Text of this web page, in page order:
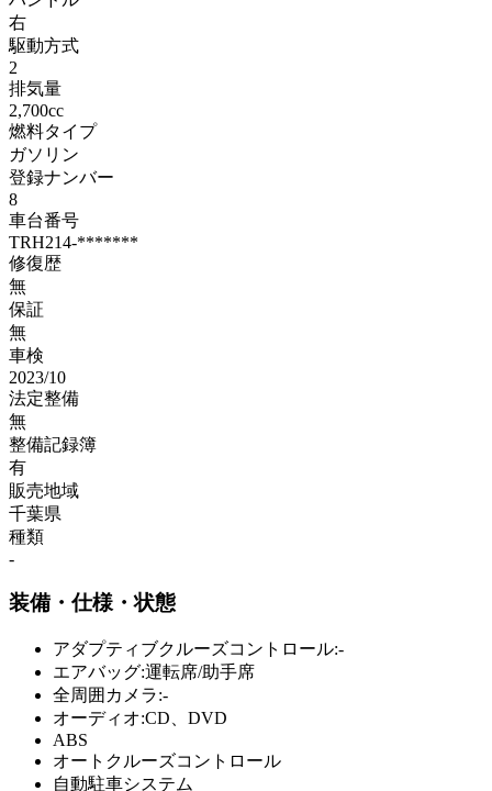
右
駆動方式
2
排気量
2,700cc
燃料タイプ
ガソリン
登録ナンバー
8
車台番号
TRH214-*******
修復歴
無
保証
無
車検
2023/10
法定整備
無
整備記録簿
有
販売地域
千葉県
種類
-
装備・仕様・状態
アダプティブクルーズコントロール:-
エアバッグ:運転席/助手席
全周囲カメラ:-
オーディオ:CD、DVD
ABS
オートクルーズコントロール
自動駐車システム